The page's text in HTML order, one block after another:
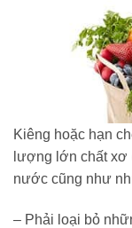
Kiêng hoặc hạn
lượng lớn chất xơ
nước cũng như
– Phải loại bỏ